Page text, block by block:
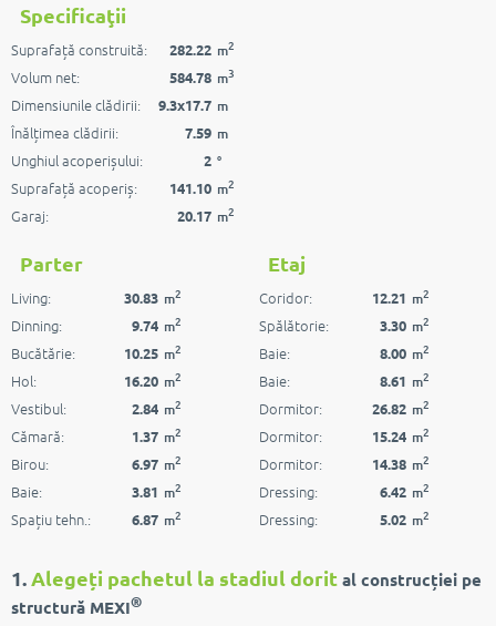
Specificaţii
Suprafață construită: 282.22 m2
Volum net: 584.78 m3
Dimensiunile clădirii: 9.3x17.7 m
Înălțimea clădirii: 7.59 m
Unghiul acoperișului: 2 °
Suprafață acoperiș: 141.10 m2
Garaj: 20.17 m2
Parter
Living: 30.83 m2
Dinning: 9.74 m2
Bucătărie: 10.25 m2
Hol: 16.20 m2
Vestibul: 2.84 m2
Cămară: 1.37 m2
Birou: 6.97 m2
Baie: 3.81 m2
Spațiu tehn.: 6.87 m2
Etaj
Coridor: 12.21 m2
Spălătorie: 3.30 m2
Baie: 8.00 m2
Baie: 8.61 m2
Dormitor: 26.82 m2
Dormitor: 15.24 m2
Dormitor: 14.38 m2
Dressing: 6.42 m2
Dressing: 5.02 m2
1.Alegeți pachetul la stadiul dorit al construcției pe
structură MEXI®